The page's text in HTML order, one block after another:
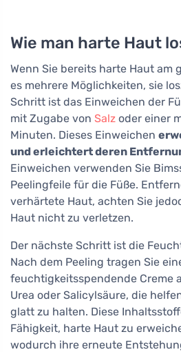
Wie man harte Haut
Wenn Sie bereits harte Haut am
es mehrere Möglichkeiten, sie
Schritt ist das Einweichen der
mit Zugabe von Salz oder einer
Minuten. Dieses Einweichen
und erleichtert deren
Einweichen verwenden Sie
Peelingfeile für die Füße.
verhärtete Haut, achten Sie
Haut nicht zu verletzen.
Der nächste Schritt ist die
Nach dem Peeling tragen Sie
feuchtigkeitsspendende Creme
Urea oder Salicylsäure, die
glatt zu halten. Diese
Fähigkeit, harte Haut zu
wodurch ihre erneute